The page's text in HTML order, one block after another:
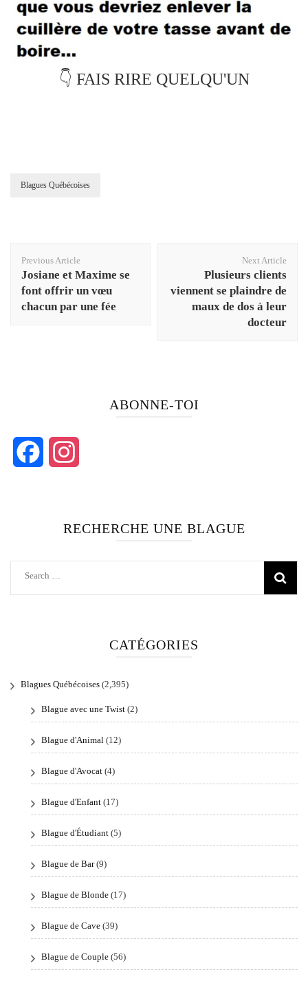
👇 FAIS RIRE QUELQU'UN
Blagues Québécoises
Navigation
Previous Article
Josiane et Maxime se
font offrir un vœu
chacun par une fée
Next Article
Plusieurs clients
viennent se plaindre de
maux de dos à leur
docteur
ABONNE-TOI
Facebook
RECHERCHE UNE BLAGUE
Search
CATÉGORIES
Blagues Québécoises (2,395)
Blague avec une Twist (2)
Blague d'Animal (12)
Blague d'Avocat (4)
Blague d'Enfant (17)
Blague d'Étudiant (5)
Blague de Bar(9)
Blague de Blonde (17)
Blague de Cave (39)
Blague de Couple (56)